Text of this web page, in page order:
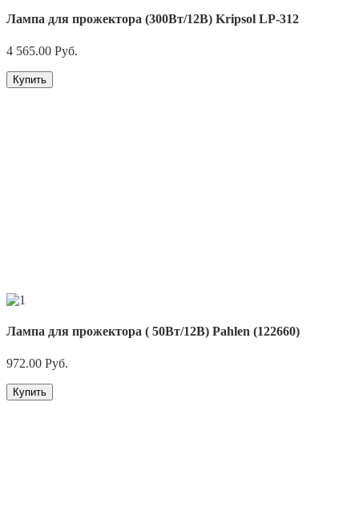
Лампа для прожектора (300Вт/12В) Kripsol LP-312
4 565.00 Руб.
Купить
Лампа для прожектора ( 50Вт/12В) Pahlen (122660)
972.00 Руб.
Купить